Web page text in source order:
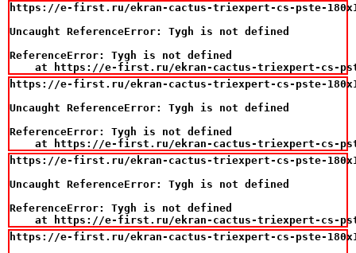
https://e-first.ru/ekran-cactus-triexpert-cs-pste-
Uncaught ReferenceError: Tygh is not defined
ReferenceError: Tygh is not defined
at https://e-first.ru/ekran-cactus-triexpert-cs-
https://e-first.ru/ekran-cactus-triexpert-cs-pste-
Uncaught ReferenceError: Tygh is not defined
ReferenceError: Tygh is not defined
at https://e-first.ru/ekran-cactus-triexpert-cs-
https://e-first.ru/ekran-cactus-triexpert-cs-pste-
Uncaught ReferenceError: Tygh is not defined
ReferenceError: Tygh is not defined
at https://e-first.ru/ekran-cactus-triexpert-cs-
https://e-first.ru/ekran-cactus-triexpert-cs-pste-